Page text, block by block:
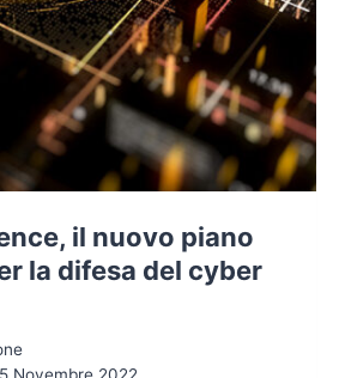
il nuovo piano
la difesa del cyber